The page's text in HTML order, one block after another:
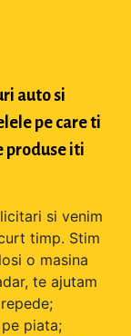
auto si
pe care ti
produse iti
si venim
timp. Stim
o masina
te ajutam
piata;